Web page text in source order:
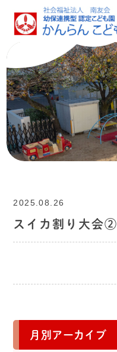
2025.08.26
スイカ割り大会②
月別アーカイブ